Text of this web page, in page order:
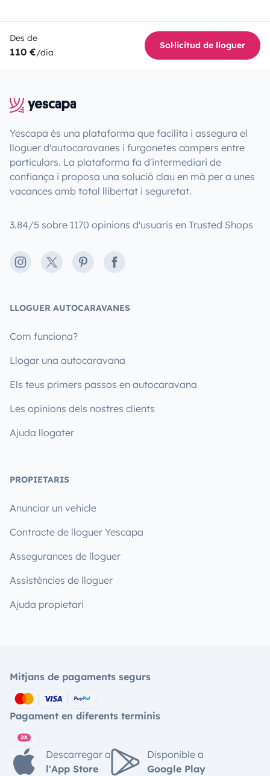
Des de
110 €/dia
Sol·licitud de lloguer
Yescapa és una plataforma que facilita i assegura el
lloguer d'autocaravanes i furgonetes campers entre
particulars. La plataforma fa d'intermediari de
confiança i proposa una solució clau en mà per a unes
vacances amb total llibertat i seguretat.
3.84/5 sobre 1170 opinions d'usuaris en Trusted Shops
Instagram
X PinterestFacebook
LLOGUER AUTOCARAVANES
Com funciona?
Llogar una autocaravana
Els teus primers passos en autocaravana
Les opinions dels nostres clients
Ajuda llogater
PROPIETARIS
Anunciar un vehicle
Contracte de lloguer Yescapa
Assegurances de lloguer
Assistències de lloguer
Ajuda propietari
Mitjans de pagaments segurs
Pagament en diferents terminis
Descarregar a
l'App Store
Disponible a
Google Play